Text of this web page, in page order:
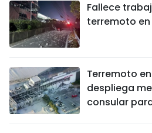
Fallece
terremoto
Terremoto
despliega
consular